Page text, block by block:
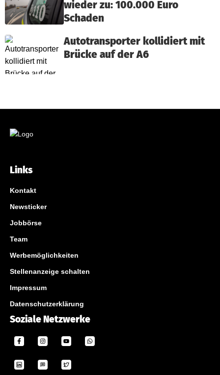
wieder zu: 100.000 Euro
Schaden
Autotransporter kollidiert mit
Brücke auf der A6
Links
Kontakt
Newsticker
Jobbörse
Team
Werbemöglichkeiten
Stellenanzeige schalten
Impressum
Datenschutzerklärung
Soziale Netzwerke